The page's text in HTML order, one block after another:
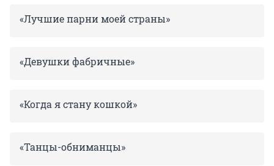
«Лучшие парни моей страны»
«Девушки фабричные»
«Когда я стану кошкой»
«Танцы-обниманцы»